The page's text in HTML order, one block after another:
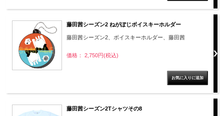
藤田茜シーズン2 ねがぽじボイスキーホルダー
藤田茜シーズン2、ボイスキーホルダー、藤田茜
価格： 2,750円(税込)
藤田茜シーズン2Tシャツその8